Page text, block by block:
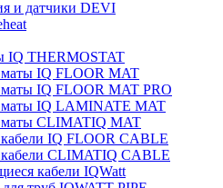
и датчики DEVI
IQ THERMOSTAT
маты IQ FLOOR MAT
маты IQ FLOOR MAT PRO
маты IQ LAMINATE MAT
маты CLIMATIQ MAT
кабели IQ FLOOR CABLE
кабели CLIMATIQ CABLE
кабели IQWatt